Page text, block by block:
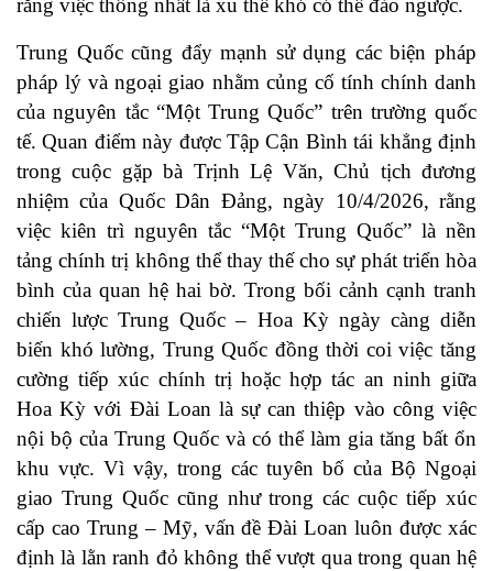
rằng việc thống nhất là xu thế khó có thể đảo ngược.
Trung Quốc cũng đẩy mạnh sử dụng các biện pháp
pháp lý và ngoại giao nhằm củng cố tính chính danh
của nguyên tắc “Một Trung Quốc” trên trường quốc
tế. Quan điểm này được Tập Cận Bình tái khẳng định
trong cuộc gặp bà Trịnh Lệ Văn, Chủ tịch đương
nhiệm của Quốc Dân Đảng, ngày 10/4/2026, rằng
việc kiên trì nguyên tắc “Một Trung Quốc” là nền
tảng chính trị không thể thay thế cho sự phát triển hòa
bình của quan hệ hai bờ. Trong bối cảnh cạnh tranh
chiến lược Trung Quốc – Hoa Kỳ ngày càng diễn
biến khó lường, Trung Quốc đồng thời coi việc tăng
cường tiếp xúc chính trị hoặc hợp tác an ninh giữa
Hoa Kỳ với Đài Loan là sự can thiệp vào công việc
nội bộ của Trung Quốc và có thể làm gia tăng bất ổn
khu vực. Vì vậy, trong các tuyên bố của Bộ Ngoại
giao Trung Quốc cũng như trong các cuộc tiếp xúc
cấp cao Trung – Mỹ, vấn đề Đài Loan luôn được xác
định là lằn ranh đỏ không thể vượt qua trong quan hệ